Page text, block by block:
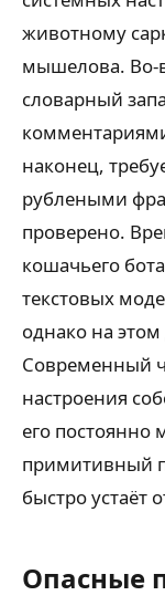
животному
мышелова. Во-
словарный
наконец,
рублеными
проверено.
кошачьего
текстовых
однако на
Современный
настроения
его постоянно
примитивный
быстро устаёт
Опасные